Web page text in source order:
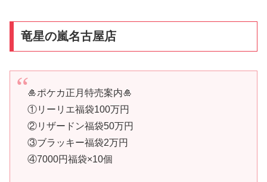
竜星の嵐名古屋店
🎍ポケカ正月特売案内🎍
①リーリエ福袋100万円
②リザードン福袋50万円
③ブラッキー福袋2万円
④7000円福袋×10個